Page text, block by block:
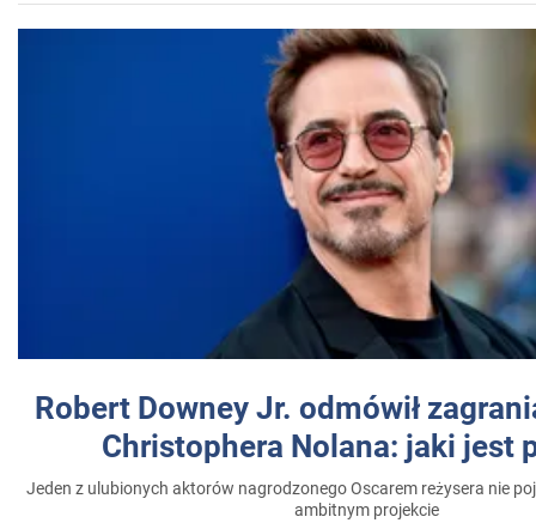
Robert Downey Jr. odmówił
Christophera Nolana: jaki jest
Jeden z ulubionych aktorów nagrodzonego Oscarem reżysera nie
ambitnym projekcie